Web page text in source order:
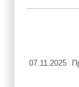
07.11.2025